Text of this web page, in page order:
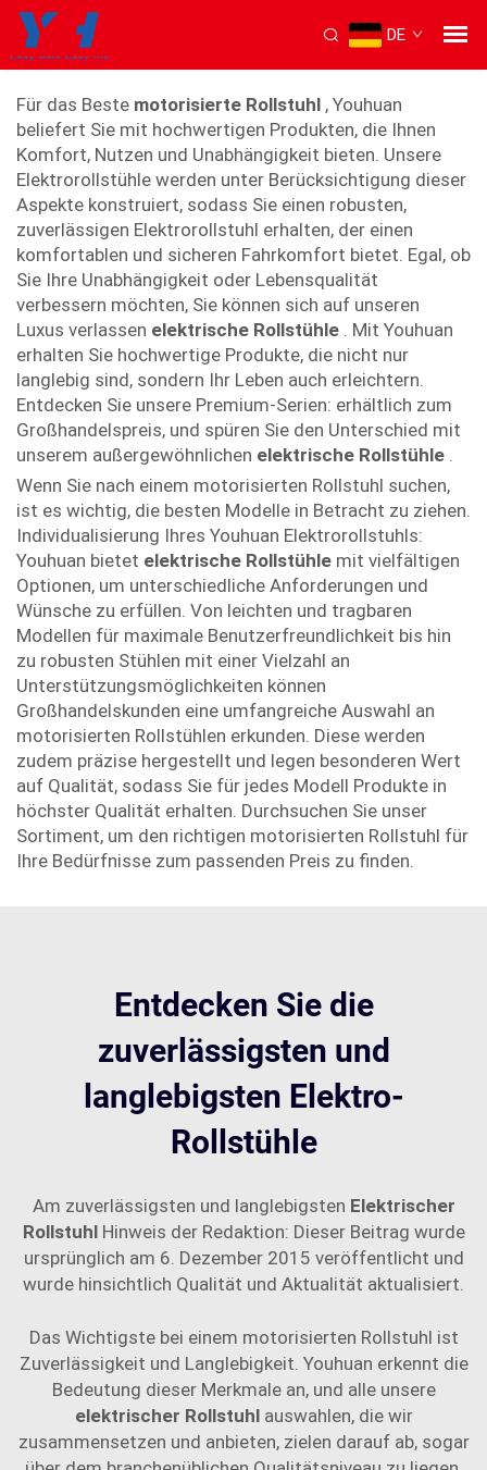
DE
bester motorisierter Rollstuhl
Für das Beste motorisierte Rollstuhl , Youhuan
beliefert Sie mit hochwertigen Produkten, die Ihnen
Komfort, Nutzen und Unabhängigkeit bieten. Unsere
Elektrorollstühle werden unter Berücksichtigung dieser
Aspekte konstruiert, sodass Sie einen robusten,
zuverlässigen Elektrorollstuhl erhalten, der einen
komfortablen und sicheren Fahrkomfort bietet. Egal, ob
Sie Ihre Unabhängigkeit oder Lebensqualität
verbessern möchten, Sie können sich auf unseren
Luxus verlassen elektrische Rollstühle . Mit Youhuan
erhalten Sie hochwertige Produkte, die nicht nur
langlebig sind, sondern Ihr Leben auch erleichtern.
Entdecken Sie unsere Premium-Serien: erhältlich zum
Großhandelspreis, und spüren Sie den Unterschied mit
unserem außergewöhnlichen elektrische Rollstühle .
Wenn Sie nach einem motorisierten Rollstuhl suchen,
ist es wichtig, die besten Modelle in Betracht zu ziehen.
Individualisierung Ihres Youhuan Elektrorollstuhls:
Youhuan bietet elektrische Rollstühle mit vielfältigen
Optionen, um unterschiedliche Anforderungen und
Wünsche zu erfüllen. Von leichten und tragbaren
Modellen für maximale Benutzerfreundlichkeit bis hin
zu robusten Stühlen mit einer Vielzahl an
Unterstützungsmöglichkeiten können
Großhandelskunden eine umfangreiche Auswahl an
motorisierten Rollstühlen erkunden. Diese werden
zudem präzise hergestellt und legen besonderen Wert
auf Qualität, sodass Sie für jedes Modell Produkte in
höchster Qualität erhalten. Durchsuchen Sie unser
Sortiment, um den richtigen motorisierten Rollstuhl für
Ihre Bedürfnisse zum passenden Preis zu finden.
Entdecken Sie die
zuverlässigsten und
langlebigsten Elektro-
Rollstühle
Am zuverlässigsten und langlebigsten Elektrischer
Rollstuhl Hinweis der Redaktion: Dieser Beitrag wurde
ursprünglich am 6. Dezember 2015 veröffentlicht und
wurde hinsichtlich Qualität und Aktualität aktualisiert.
Das Wichtigste bei einem motorisierten Rollstuhl ist
Zuverlässigkeit und Langlebigkeit. Youhuan erkennt die
Bedeutung dieser Merkmale an, und alle unsere
elektrischer Rollstuhl auswahlen, die wir
zusammensetzen und anbieten, zielen darauf ab, sogar